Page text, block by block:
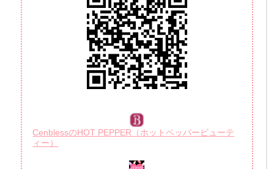
CenblessのHOT PEPPER（ホットペッパービューテ
ィー）